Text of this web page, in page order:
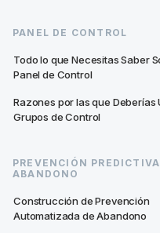
PANEL DE CONTROL
Todo lo que Necesitas Saber
Panel de Control
Razones por las que Deberías
Grupos de Control
PREVENCIÓN
ABANDONO
Construcción de Prevención
Automatizada de Abandono
hora específica
vez.
email publicitando
Si quieres aprender
Fecha y Hora Específica,
información.